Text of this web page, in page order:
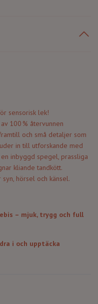
sensorisk lek!
100 % återvunnen
och små detaljer som
in till utforskande med
inbyggd spegel, prassliga
kliande tandkött.
hörsel och känsel.
– mjuk, trygg och full
i och upptäcka